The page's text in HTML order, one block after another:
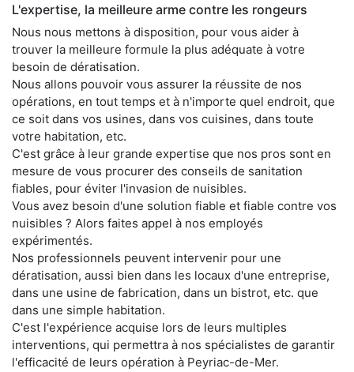
L'expertise, la meilleure arme contre les rongeurs
Nous nous mettons à disposition, pour vous aider à
trouver la meilleure formule la plus adéquate à votre
besoin de dératisation.
Nous allons pouvoir vous assurer la réussite de nos
opérations, en tout temps et à n'importe quel endroit, que
ce soit dans vos usines, dans vos cuisines, dans toute
votre habitation, etc.
C'est grâce à leur grande expertise que nos pros sont en
mesure de vous procurer des conseils de sanitation
fiables, pour éviter l'invasion de nuisibles.
Vous avez besoin d'une solution fiable et fiable contre vos
nuisibles ? Alors faites appel à nos employés
expérimentés.
Nos professionnels peuvent intervenir pour une
dératisation, aussi bien dans les locaux d'une entreprise,
dans une usine de fabrication, dans un bistrot, etc. que
dans une simple habitation.
C'est l'expérience acquise lors de leurs multiples
interventions, qui permettra à nos spécialistes de garantir
l'efficacité de leurs opération à Peyriac-de-Mer.